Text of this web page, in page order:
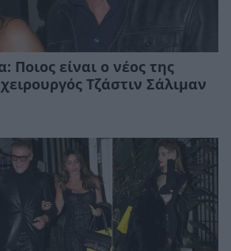
Ποιος είναι ο νέος της
Τζάστιν Σάλιμαν